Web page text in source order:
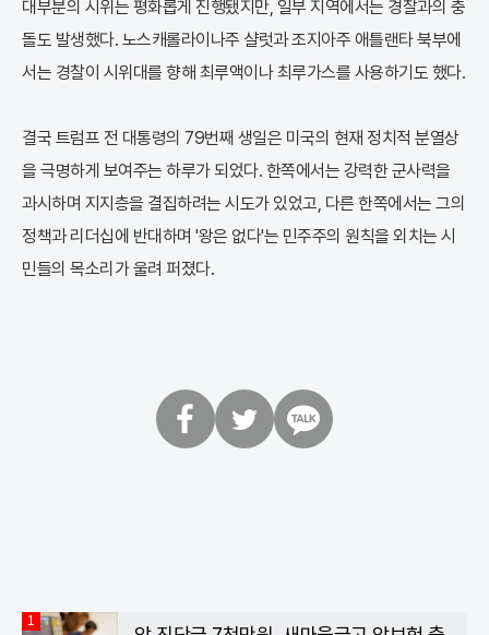
대부분의 시위는 평화롭게 진행됐지만, 일부 지역에서는 경찰과의 충
돌도 발생했다. 노스캐롤라이나주 샬럿과 조지아주 애틀랜타 북부에
서는 경찰이 시위대를 향해 최루액이나 최루가스를 사용하기도 했다.
결국 트럼프 전 대통령의 79번째 생일은 미국의 현재 정치적 분열상
을 극명하게 보여주는 하루가 되었다. 한쪽에서는 강력한 군사력을
과시하며 지지층을 결집하려는 시도가 있었고, 다른 한쪽에서는 그의
정책과 리더십에 반대하며 '왕은 없다'는 민주주의 원칙을 외치는 시
민들의 목소리가 울려 퍼졌다.
1